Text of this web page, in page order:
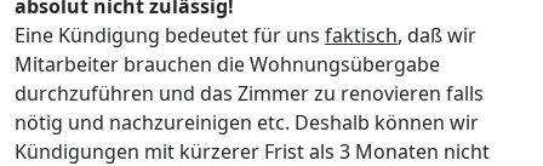
absolut nicht zulässig!
Eine Kündigung bedeutet für uns faktisch, daß wir
Mitarbeiter brauchen die Wohnungsübergabe
durchzuführen und das Zimmer zu renovieren falls
nötig und nachzureinigen etc. Deshalb können wir
Kündigungen mit kürzerer Frist als 3 Monaten nicht